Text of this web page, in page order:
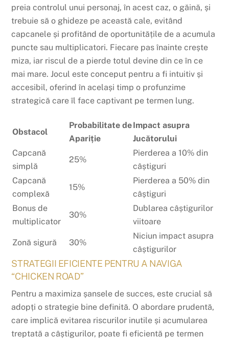
preia controlul unui personaj, în acest caz, o găină, și
trebuie să o ghideze pe această cale, evitând
capcanele și profitând de oportunitățile de a acumula
puncte sau multiplicatori. Fiecare pas înainte crește
miza, iar riscul de a pierde totul devine din ce în ce
mai mare. Jocul este conceput pentru a fi intuitiv și
accesibil, oferind în același timp o profunzime
strategică care îl face captivant pe termen lung.
Obstacol
Probabilitate de
Apariție
Impact asupra
Jucătorului
Capcană
simplă
25%
Pierderea a 10% din
câștiguri
Capcană
complexă
15%
Pierderea a 50% din
câștiguri
Bonus de
multiplicator
30%
Dublarea câștigurilor
viitoare
Zonă sigură 30%
Niciun impact asupra
câștigurilor
STRATEGII EFICIENTE PENTRU A NAVIGA
“CHICKEN ROAD”
Pentru a maximiza șansele de succes, este crucial să
adopți o strategie bine definită. O abordare prudentă,
care implică evitarea riscurilor inutile și acumularea
treptată a câștigurilor, poate fi eficientă pe termen